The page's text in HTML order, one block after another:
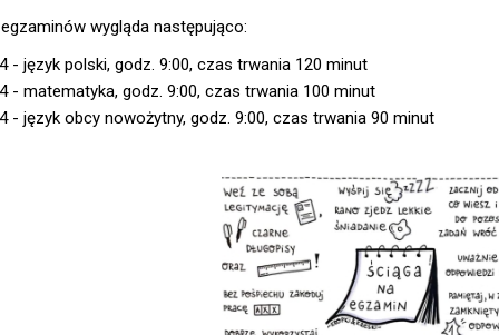
wygląda następująco:
- język polski, godz. 9:00, czas trwania 120 minut
- matematyka, godz. 9:00, czas trwania 100 minut
- język obcy nowożytny, godz. 9:00, czas trwania 90 minut